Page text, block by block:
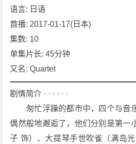
语言: 日语
首播: 2017-01-17(日本)
集数: 10
单集片长: 45分钟
又名: Quartet
剧情简介 · · · · · ·
匆忙浮躁的都市中，四个与音
偶然般地邂逅了，他们分别是第一
子 饰）、大提琴手世吹雀（满岛